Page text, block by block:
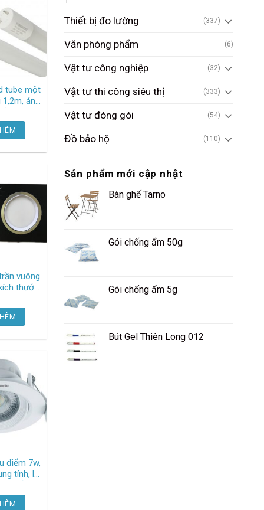
tube một
1,2m, ánh
PFLNN20LT8 Paragon
vuông
thước
Oem-2958
điểm 7w,
tính, lỗ
độ
Thiết bị đo lường (337)
Văn phòng phẩm (6)
Vật tư công nghiệp (32)
Vật tư thi công siêu thị (333)
Vật tư đóng gói (54)
Đồ bảo hộ (110)
Sản phẩm mới cập nhật
Bàn ghế Tarno
Gói chống ẩm 50g
Gói chống ẩm 5g
Bút Gel Thiên Long 012